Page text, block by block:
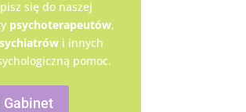
się do naszej
psychoterapeutów,
i innych
pomoc.
Gabinet